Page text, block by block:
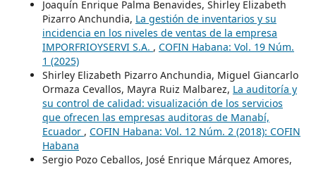
Joaquín Enrique Palma Benavides, Shirley Elizabeth
Pizarro Anchundia, La gestión de inventarios y su
incidencia en los niveles de ventas de la empresa
IMPORFRIOYSERVI S.A. , COFIN Habana: Vol. 19 Núm.
1 (2025)
Shirley Elizabeth Pizarro Anchundia, Miguel Giancarlo
Ormaza Cevallos, Mayra Ruiz Malbarez, La auditoría y
su control de calidad: visualización de los servicios
que ofrecen las empresas auditoras de Manabí,
Ecuador , COFIN Habana: Vol. 12 Núm. 2 (2018): COFIN
Habana
Sergio Pozo Ceballos, José Enrique Márquez Amores,